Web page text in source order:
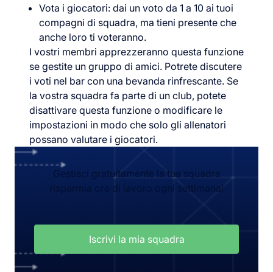
Vota i giocatori: dai un voto da 1 a 10 ai tuoi
compagni di squadra, ma tieni presente che
anche loro ti voteranno.
I vostri membri apprezzeranno questa funzione
se gestite un gruppo di amici. Potrete discutere
i voti nel bar con una bevanda rinfrescante. Se
la vostra squadra fa parte di un club, potete
disattivare questa funzione o modificare le
impostazioni in modo che solo gli allenatori
possano valutare i giocatori.
Gestisci gratuitamente la tua squadra
risparmia ore di lavoro ogni settimana!
Iscrivi la mia squadra